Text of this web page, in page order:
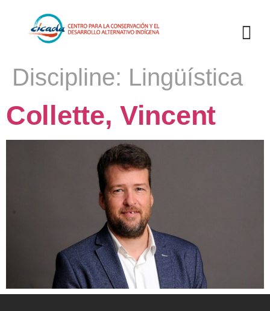
Discipline: Lingüística
Collette, Vincent